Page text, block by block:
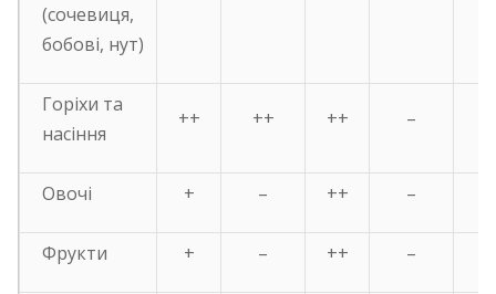
(сочевиця,
бобові, нут)
Горіхи та
насіння
++ ++ ++ –
Овочі + – ++ –
Фрукти + – ++ –